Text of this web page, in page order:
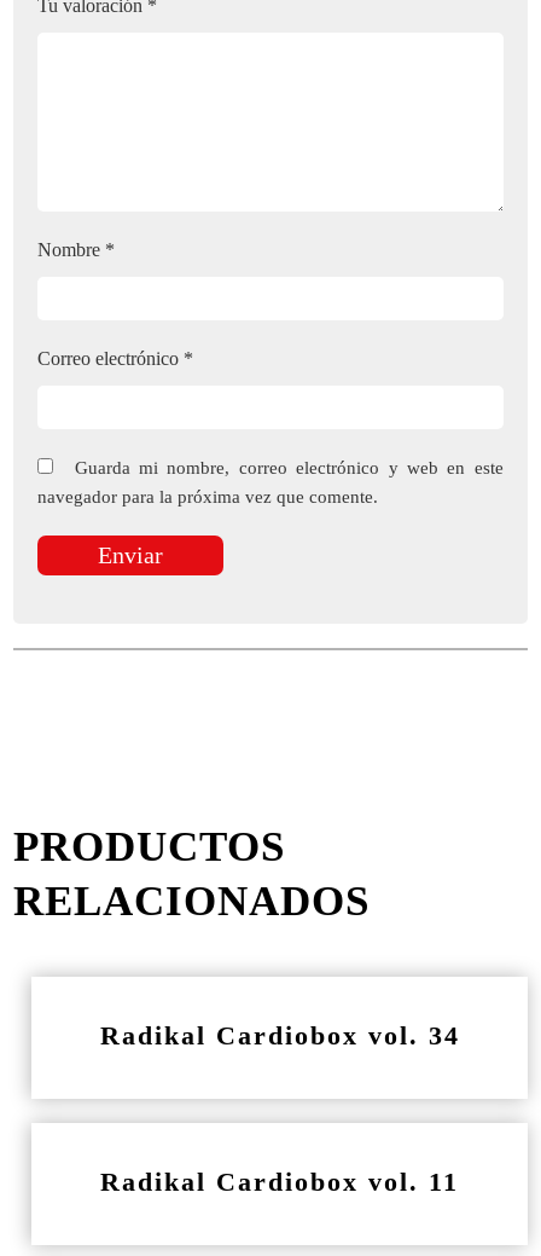
Tu valoración *
Nombre *
Correo electrónico *
Guarda mi nombre, correo electrónico y web en este
navegador para la próxima vez que comente.
PRODUCTOS
RELACIONADOS
Radikal Cardiobox vol. 34
Radikal Cardiobox vol. 11